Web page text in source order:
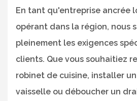
En tant qu'entreprise ancrée
opérant dans la région, nous
pleinement les exigences
clients. Que vous souhaitiez
robinet de cuisine, installer
vaisselle ou déboucher un